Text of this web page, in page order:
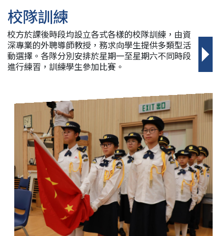
校隊訓練
校方於課後時段均設立各式各樣的校隊訓練，由資
深專業的外聘導師教授，務求向學生提供多類型活
動選擇。各隊分別安排於星期一至星期六不同時段
進行練習，訓練學生參加比賽。